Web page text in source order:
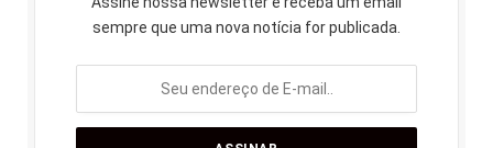
sempre que uma nova notícia for publicada.